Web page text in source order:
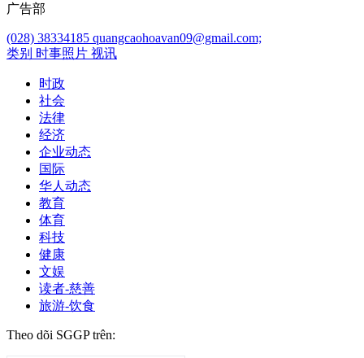
广告部
(028) 38334185 quangcaohoavan09@gmail.com;
类别 时事照片 视讯
时政
社会
法律
经济
企业动态
国际
华人动态
教育
体育
科技
健康
文娱
读者-慈善
旅游-饮食
Theo dõi SGGP trên: